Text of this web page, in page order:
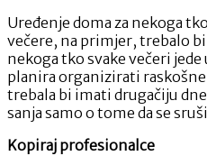
Uređenje doma za nekoga
večere, na primjer, trebalo
nekoga tko svake večeri
planira organizirati
trebala bi imati drugačiju
sanja samo o tome da se
Kopiraj profesionalce